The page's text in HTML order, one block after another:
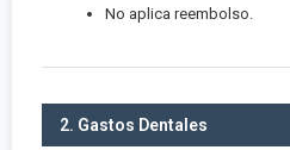
No aplica reembolso.
2. Gastos Dentales